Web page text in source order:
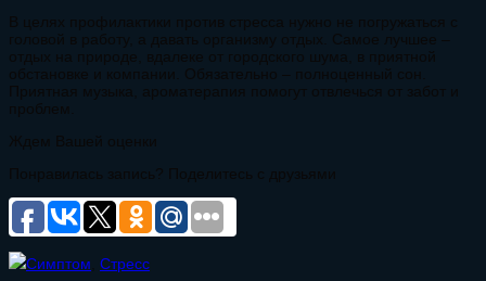
В целях профилактики против стресса нужно не погружаться с
головой в работу, а давать организму отдых. Самое лучшее –
отдых на природе, вдалеке от городского шума, в приятной
обстановке и компании. Обязательно – полноценный сон.
Приятная музыка, ароматерапия помогут отвлечься от забот и
проблем.
Ждем Вашей оценки
Понравилась запись? Поделитесь с друзьями
Симптом Стресс